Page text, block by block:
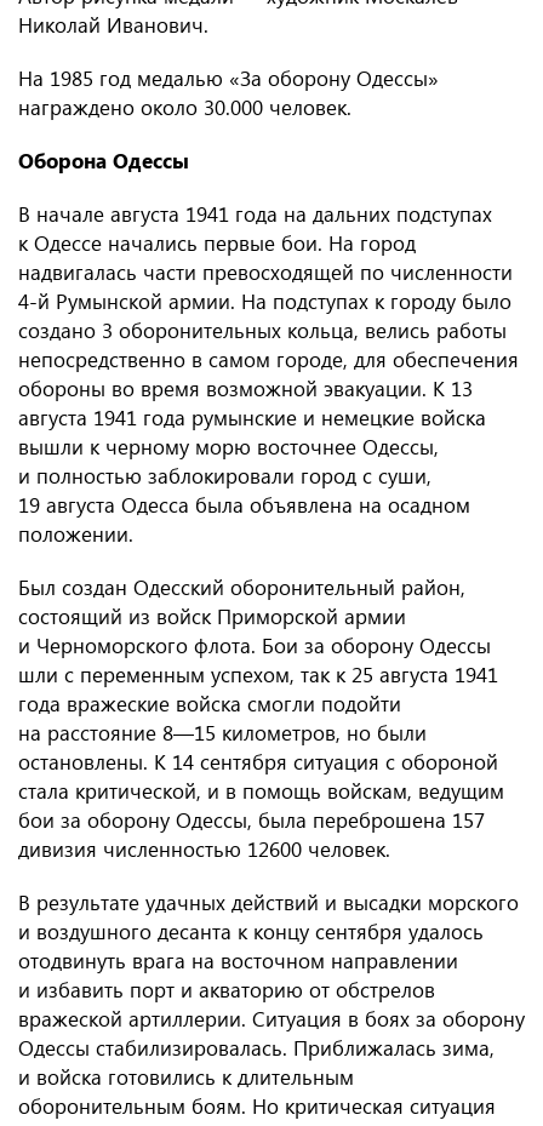
Николай Иванович.
На 1985 год медалью «За оборону Одессы»
награждено около 30.000 человек.
Оборона Одессы
В начале августа 1941 года на дальних подступах
к Одессе начались первые бои. На город
надвигалась части превосходящей по численности
4-й Румынской армии. На подступах к городу было
создано 3 оборонительных кольца, велись работы
непосредственно в самом городе, для обеспечения
обороны во время возможной эвакуации. К 13
августа 1941 года румынские и немецкие войска
вышли к черному морю восточнее Одессы,
и полностью заблокировали город с суши,
19 августа Одесса была объявлена на осадном
положении.
Был создан Одесский оборонительный район,
состоящий из войск Приморской армии
и Черноморского флота. Бои за оборону Одессы
шли с переменным успехом, так к 25 августа 1941
года вражеские войска смогли подойти
на расстояние 8—15 километров, но были
остановлены. К 14 сентября ситуация с обороной
стала критической, и в помощь войскам, ведущим
бои за оборону Одессы, была переброшена 157
дивизия численностью 12600 человек.
В результате удачных действий и высадки морского
и воздушного десанта к концу сентября удалось
отодвинуть врага на восточном направлении
и избавить порт и акваторию от обстрелов
вражеской артиллерии. Ситуация в боях за оборону
Одессы стабилизировалась. Приближалась зима,
и войска готовились к длительным
оборонительным боям. Но критическая ситуация